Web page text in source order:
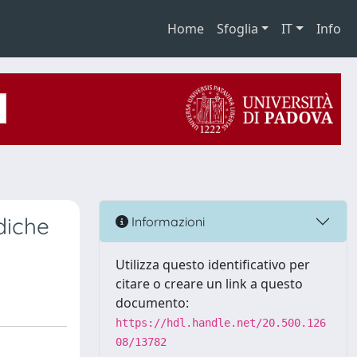
Home Sfoglia IT Info
Informazioni
Utilizza questo identificativo per
citare o creare un link a questo
documento:
https://hdl.handle.net/20.500.126
08/13782